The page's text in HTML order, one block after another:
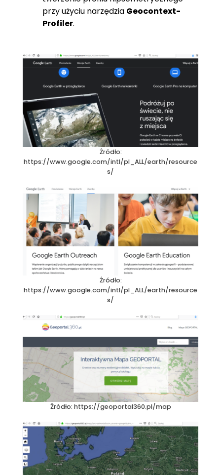
przy użyciu narzędzia Geocontext-
Profiler.
Źródło:
https://www.google.com/intl/pl_ALL/earth/resource
s/
Źródło:
https://www.google.com/intl/pl_ALL/earth/resource
s/
Źródło: https://geoportal360.pl/map